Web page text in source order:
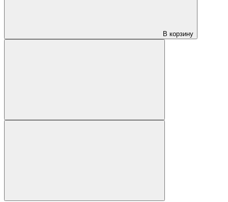
В корзину